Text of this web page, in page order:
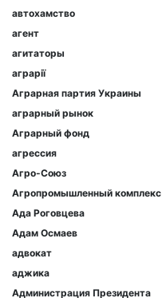
автохамство
агент
агитаторы
аграрії
Аграрная партия Украины
аграрный рынок
Аграрный фонд
агрессия
Агро-Союз
Агропромышленный комплекс
Ада Роговцева
Адам Осмаев
адвокат
аджика
Администрация Президента